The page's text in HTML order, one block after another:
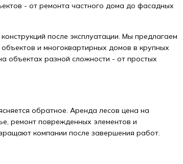
- от ремонта частного дома до фасадных
после эксплуатации. Мы предлагаем
и многоквартирных домов в крупных
объектах разной сложности - от простых
обратное. Аренда лесов цена на
ремонт поврежденных элементов и
компании после завершения работ.